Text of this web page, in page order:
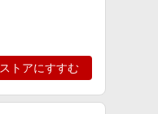
ストアにすすむ